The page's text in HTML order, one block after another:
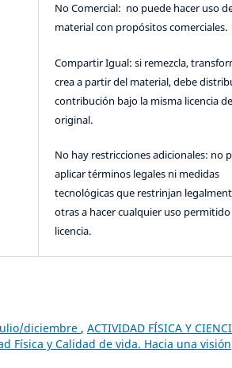
No Comercial: no puede hacer uso
material con propósitos comerciales.
Compartir Igual: si remezcla,
crea a partir del material, debe
contribución bajo la misma licencia
original.
No hay restricciones adicionales: no
aplicar términos legales ni medidas
tecnológicas que restrinjan
otras a hacer cualquier uso
licencia.
diciembre , ACTIVIDAD FÍSICA Y
Física y Calidad de vida. Hacia una visión